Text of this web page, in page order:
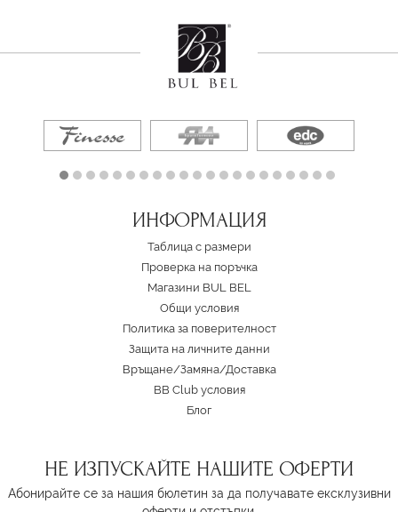
ИНФОРМАЦИЯ
Таблица с размери
Проверка на поръчка
Магазини BUL BEL
Oбщи условия
Политика за поверителност
Защита на личните данни
Връщане/Замяна/Доставка
BB Club условия
Блог
НЕ ИЗПУСКАЙТЕ НАШИТЕ ОФЕРТИ
Абонирайте се за нашия бюлетин за да получавате ексклузивни